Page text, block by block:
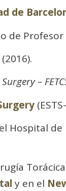
de
de
(2016).
–
Hospital
y en el